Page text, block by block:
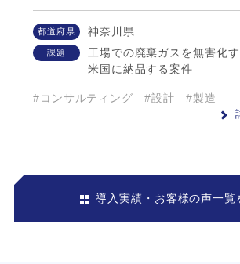
都道府県 神奈川県
課題
工場での廃棄ガスを無害化
米国に納品する案件
#コンサルティング #設計 #製造
導入実績・お客様の声一覧